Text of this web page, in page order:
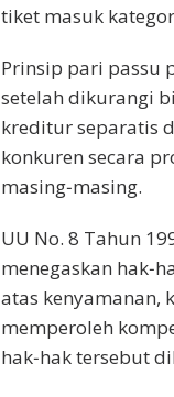
tiket masuk
Prinsip pari passu
setelah dikurangi
kreditur separatis
konkuren secara
masing‑masing.
UU No. 8 Tahun
menegaskan
atas kenyamanan,
memperoleh
hak‑hak tersebut